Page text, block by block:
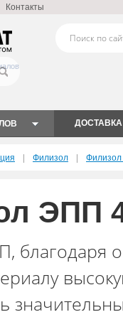
Контакты
ДОСТАВКА
| Филизол |
ЭПП
благодаря